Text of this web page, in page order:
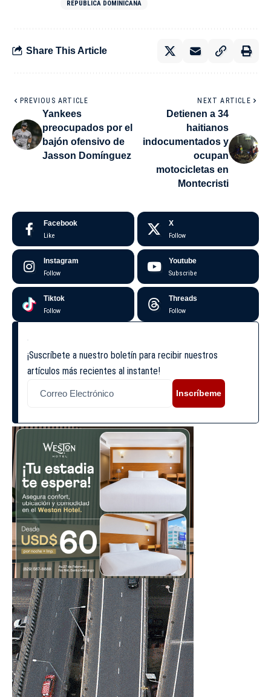
REPÚBLICA DOMINICANA
Share This Article
PREVIOUS ARTICLE
Yankees
preocupados por el
bajón ofensivo de
Jasson Domínguez
NEXT ARTICLE
Detienen a 34
haitianos
indocumentados y
ocupan
motocicletas en
Montecristi
Facebook
Like
X
Follow
Instagram
Follow
Youtube
Subscribe
Tiktok
Follow
Threads
Follow
¡Suscríbete a nuestro boletín para recibir nuestros
artículos más recientes al instante!
Inscríbeme